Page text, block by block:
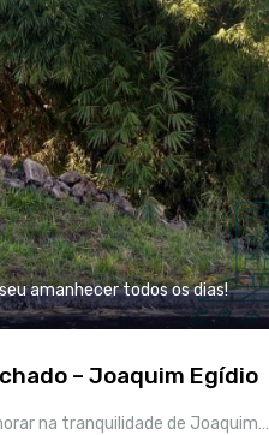
amanhecer todos os dias!
– Joaquim Egídio
na tranquilidade de Joaquim…